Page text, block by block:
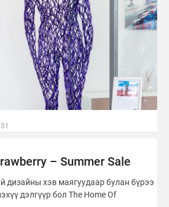
– Summer Sale
дизайны хэв маягуудаар булан бүрээ
дэлгүүр бол The Home Of